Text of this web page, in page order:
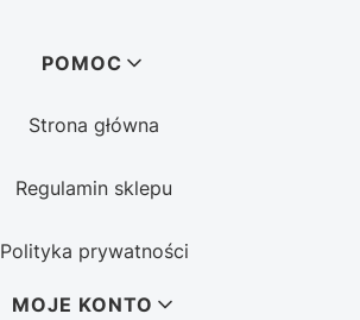
POMOC
Strona główna
Regulamin sklepu
Polityka prywatności
MOJE KONTO